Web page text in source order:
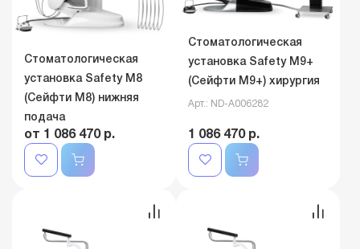
Стоматологическая
установка Safety M8
(Сейфти M8) нижняя
подача
от 1 086 470 р.
Стоматологическая
установка Safety M9+
(Сейфти M9+) хирургия
Арт.: ND-A006282
1 086 470 р.